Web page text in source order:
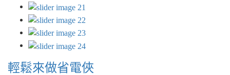
輕鬆來做省電俠